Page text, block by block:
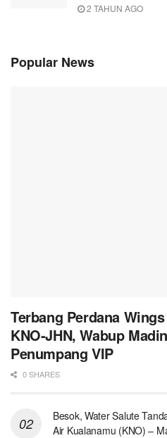
2 TAHUN AGO
Popular News
Terbang Perdana
KNO-JHN, Wabup
Penumpang VIP
0 SHARES
Besok, Water Salute
Air Kualanamu (KNO) –